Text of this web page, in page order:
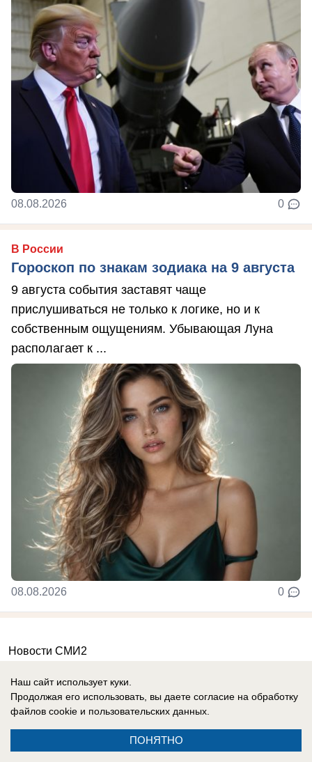
08.08.2026 0
В России
Гороскоп по знакам зодиака на 9 августа
9 августа события заставят чаще
прислушиваться не только к логике, но и к
собственным ощущениям. Убывающая Луна
располагает к ...
08.08.2026 0
Новости СМИ2
Реклама на сайте
Наш сайт использует куки.
Продолжая его использовать, вы даете согласие на обработку
файлов cookie и пользовательских данных.
ПОНЯТНО